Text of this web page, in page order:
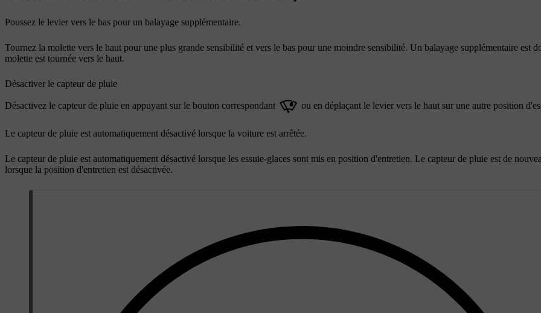
Poussez le levier vers le bas pour un balayage supplémentaire.
Tournez la molette vers le haut pour une plus grande sensibilité et vers le bas pour une moindre sensibilité. Un balayage supplémentaire est
molette est tournée vers le haut.
Désactiver le capteur de pluie
Désactivez le capteur de pluie en appuyant sur le bouton correspondant ou en déplaçant le levier vers le haut sur une autre position
Le capteur de pluie est automatiquement désactivé lorsque la voiture est arrêtée.
Le capteur de pluie est automatiquement désactivé lorsque les essuie-glaces sont mis en position d'entretien. Le capteur de pluie est de
lorsque la position d'entretien est désactivée.